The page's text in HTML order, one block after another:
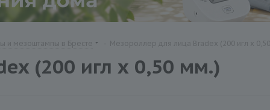
(200 игл х 0,50 мм.)